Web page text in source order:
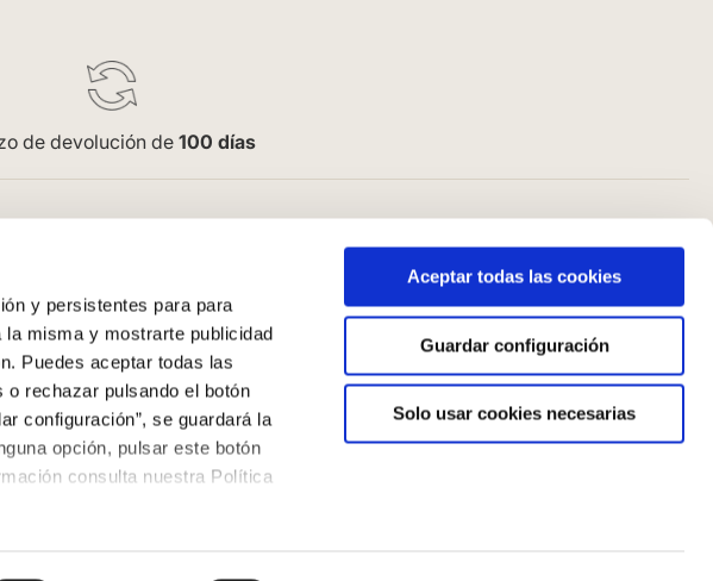
y persistentes para para
misma y mostrarte publicidad
Puedes aceptar todas las
o rechazar pulsando el botón
configuración”, se guardará la
opción, pulsar este botón
consulta nuestra Política
Aceptar todas las cookies
Guardar configuración
Solo usar cookies necesarias
de devolución de100 días